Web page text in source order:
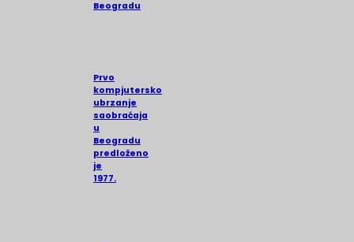
Beogradu
Prvo
kompjutersko
ubrzanje
saobraćaja
u
Beogradu
predloženo
je
1977.